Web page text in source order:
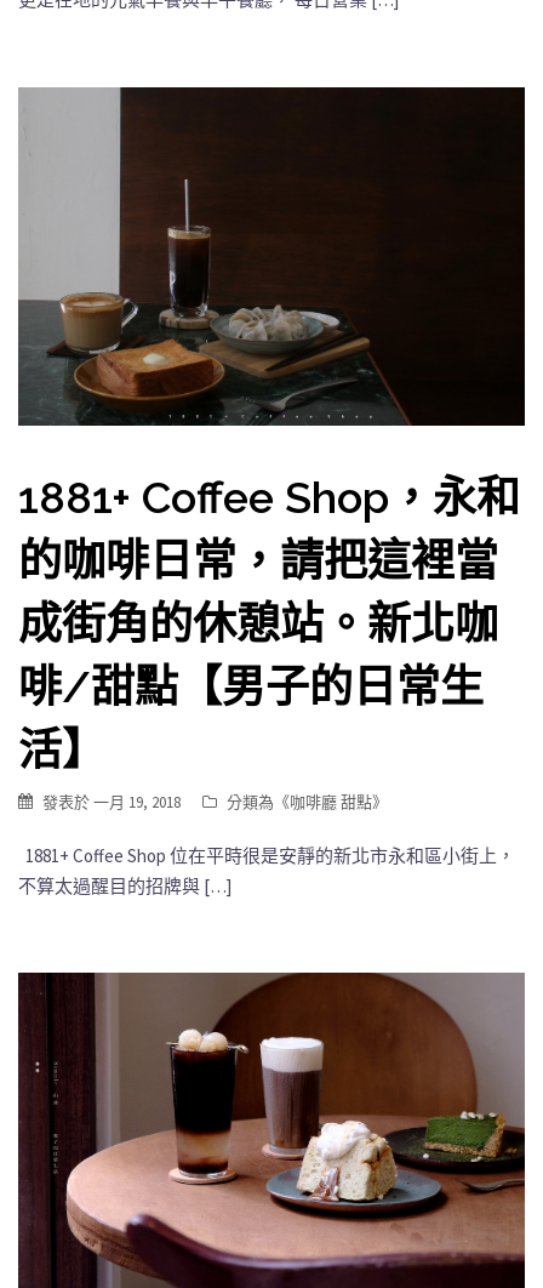
1881+ Coffee Shop，永和
的咖啡日常，請把這裡當
成街角的休憩站。新北咖
啡/甜點【男子的日常生
活】
發表於一月 19, 2018 分類為《咖啡廳 甜點》
1881+ Coffee Shop 位在平時很是安靜的新北市永和區小街上，
不算太過醒目的招牌與 […]